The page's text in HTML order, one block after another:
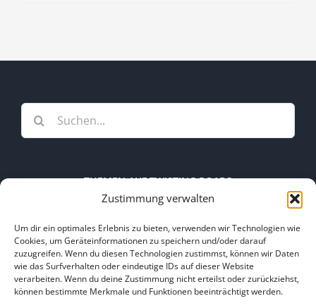
Zustimmung verwalten
Um dir ein optimales Erlebnis zu bieten, verwenden wir Technologien wie
Cookies, um Geräteinformationen zu speichern und/oder darauf
zuzugreifen. Wenn du diesen Technologien zustimmst, können wir Daten
wie das Surfverhalten oder eindeutige IDs auf dieser Website
verarbeiten. Wenn du deine Zustimmung nicht erteilst oder zurückziehst,
können bestimmte Merkmale und Funktionen beeinträchtigt werden.
Suche
nach:
THEMEN AUF TWISTING ROADS
auf
Twisting
Roads
Kooperation
Kontakt